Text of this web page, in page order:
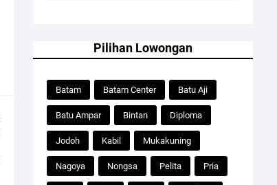
Pilihan Lowongan
Batam Batam Center Batu Aji
Batu Ampar Bintan Diploma
Jodoh Kabil Mukakuning
Nagoya Nongsa Pelita Pria